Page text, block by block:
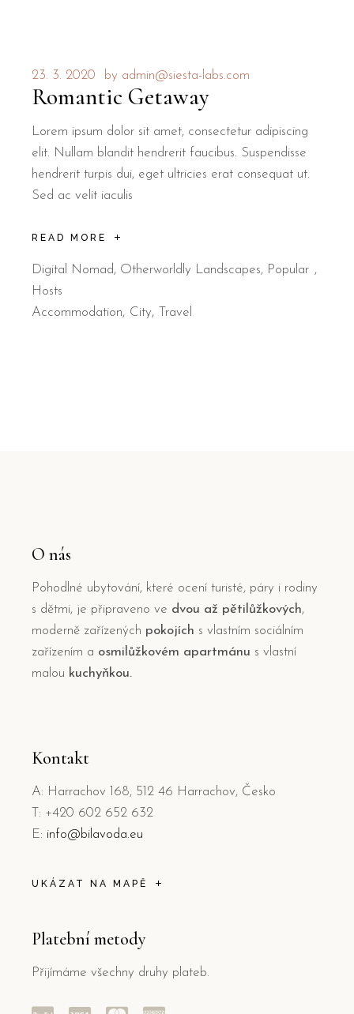
23. 3. 2020 by admin@siesta-labs.com
Romantic Getaway
Lorem ipsum dolor sit amet, consectetur adipiscing
elit. Nullam blandit hendrerit faucibus. Suspendisse
hendrerit turpis dui, eget ultricies erat consequat ut.
Sed ac velit iaculis
READ MORE
Digital Nomad, Otherworldly Landscapes, Popular
Hosts
Accommodation
City Travel
O nás
Pohodlné ubytování, které ocení turisté, páry i rodiny
s dětmi, je připraveno ve dvou až pětilůžkových,
moderně zařízených pokojích s vlastním sociálním
zařízením a osmilůžkovém apartmánu s vlastní
malou kuchyňkou.
Kontakt
A: Harrachov 168, 512 46 Harrachov, Česko
T: +420 602 652 632
E: info@bilavoda.eu
UKÁZAT NA MAPĚ
Platební metody
Přijímáme všechny druhy plateb.